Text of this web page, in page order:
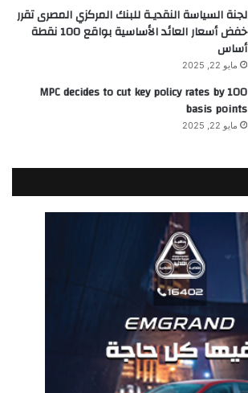
لجنة السياسة النقديـة للبنك المركزي المصرى تقرر
خفض أسعار العائد الأساسية بواقع 100 نقطة
أساس
مايو 22, 2025
MPC decides to cut key policy rates by 100
basis points
مايو 22, 2025